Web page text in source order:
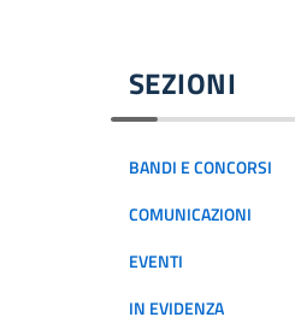
SEZIONI
BANDI E CONCORSI
COMUNICAZIONI
EVENTI
IN EVIDENZA